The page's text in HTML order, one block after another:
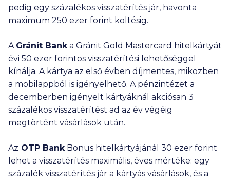
pedig egy százalékos visszatérítés jár, havonta
maximum 250 ezer forint költésig.
A Gránit Banka Gránit Gold Mastercard hitelkártyát
évi 50 ezer forintos visszatérítési lehetőséggel
kínálja. A kártya az első évben díjmentes, miközben
a mobilappból is igényelhető. A pénzintézet a
decemberben igényelt kártyáknál akciósan 3
százalékos visszatérítést ad az év végéig
megtörtént vásárlások után.
Az OTP BankBonus hitelkártyájánál 30 ezer forint
lehet a visszatérítés maximális, éves mértéke: egy
százalék visszatérítés jár a kártyás vásárlások, és a